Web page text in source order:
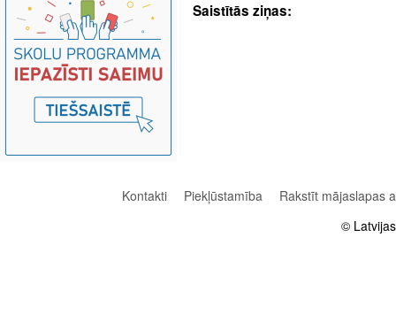
Saistītās ziņas:
Kontakti Piekļūstamība
Rakstīt mājaslapas
©